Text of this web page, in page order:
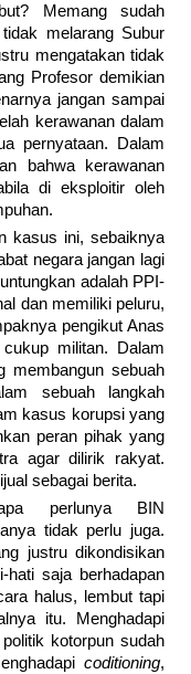
Memang sudah
melarang Subur
mengatakan tidak
Profesor demikian
jangan sampai
kerawanan dalam
pernyataan. Dalam
bahwa kerawanan
di eksploitir oleh
kasus ini, sebaiknya
negara jangan lagi
adalah PPI-
dan memiliki peluru,
pengikut Anas
militan. Dalam
membangun sebuah
sebuah langkah
kasus korupsi yang
peran pihak yang
agar dilirik rakyat.
sebagai berita.
perlunya BIN
tidak perlu juga.
justru dikondisikan
hati saja berhadapan
halus, lembut tapi
itu. Menghadapi
kotorpun sudah
coditioning,